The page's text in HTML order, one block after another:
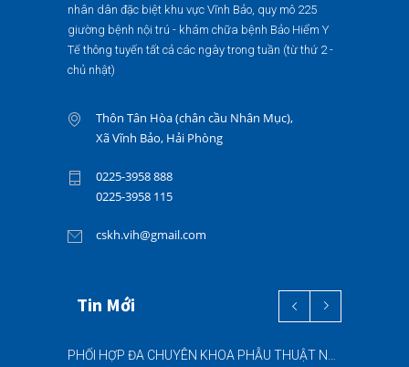
nhân dân đặc biệt khu vực Vĩnh Bảo, quy mô 225
giường bệnh nội trú - khám chữa bệnh Bảo Hiểm Y
Tế thông tuyến tất cả các ngày trong tuần (từ thứ 2 -
chủ nhật)
Thôn Tân Hòa (chân cầu Nhân Mục),
Xã Vĩnh Bảo, Hải Phòng
0225-3958 888
0225-3958 115
cskh.vih@gmail.com
Tin Mới